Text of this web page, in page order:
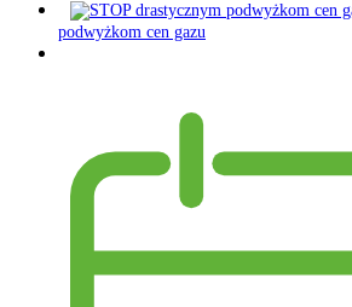
podwyżkom cen gazu